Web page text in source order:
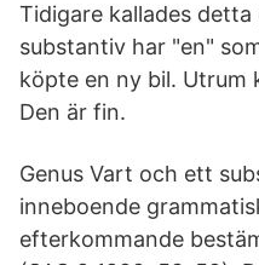
Tidigare kallades detta
substantiv har "en"
köpte en ny bil. Utrum
Den är fin.
Genus Vart och ett
inneboende
efterkommande